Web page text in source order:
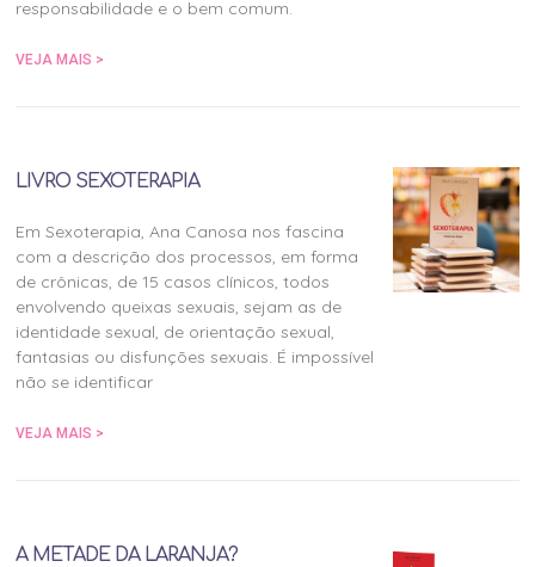
responsabilidade e o bem comum.
VEJA MAIS >
LIVRO SEXOTERAPIA
Em Sexoterapia, Ana Canosa nos fascina
com a descrição dos processos, em forma
de crônicas, de 15 casos clínicos, todos
envolvendo queixas sexuais, sejam as de
identidade sexual, de orientação sexual,
fantasias ou disfunções sexuais. É impossível
não se identificar
VEJA MAIS >
A METADE DA LARANJA?